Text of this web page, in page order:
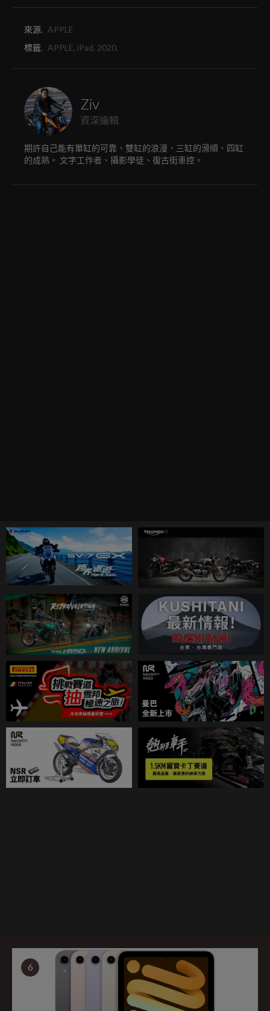
來源. APPLE
標籤. APPLE, iPad, 2020,
Ziv
資深編輯
期許自己能有單缸的可靠、雙缸的浪漫、三缸的滑順、四缸
的成熟。 文字工作者、攝影學徒、復古街車控。
6